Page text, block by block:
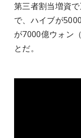
第三者割当増資
で、ハイブが
が7000億ウォン
とだ。